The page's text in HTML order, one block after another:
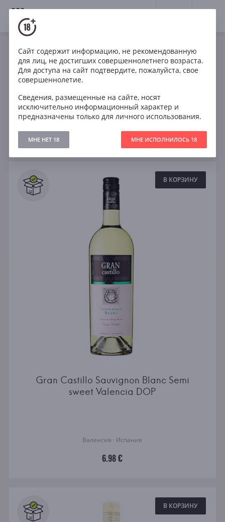
18+
Совиньон Блан Сухое Полусухое
Фильтры ОЧИСТИТЬ
Поиск
Все В КОРЗИНУ
Gran Castillo Sauvignon Blanc Semi
sweet Valencia DOP
Валенсия · Испания
6.98 €
В КОРЗИНУ
Сайт содержит информацию, не рекомендованную
для лиц, не достигших совершеннолетнего возраста.
Для доступа на сайт подтвердите, пожалуйста, свое
совершеннолетие.
Сведения, размещенные на сайте, носят
исключительно информационный характер и
предназначены только для личного использования.
МНЕ НЕТ 18 МНЕ ИСПОЛНИЛОСЬ 18